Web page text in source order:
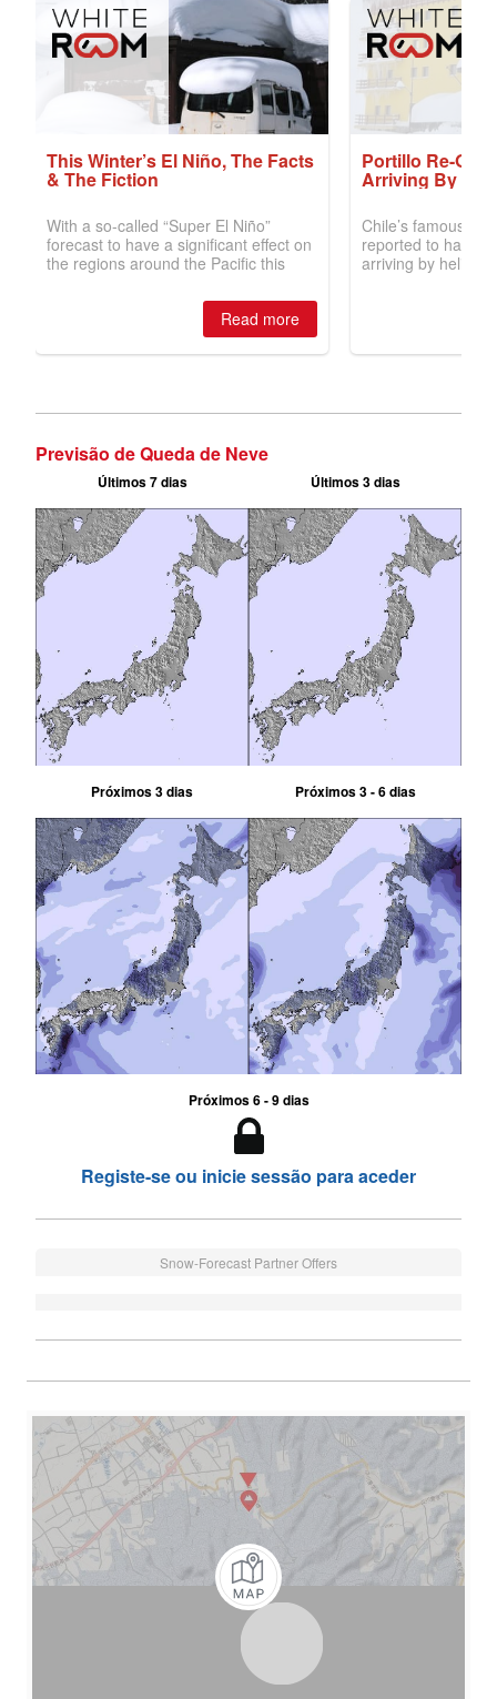
Previsão de Queda de Neve
Últimos 7 dias Últimos 3 dias
Próximos 3 dias Próximos 3 - 6 dias
Próximos 6 - 9 dias
Registe-se ou inicie sessão para aceder
Snow-Forecast Partner Offers